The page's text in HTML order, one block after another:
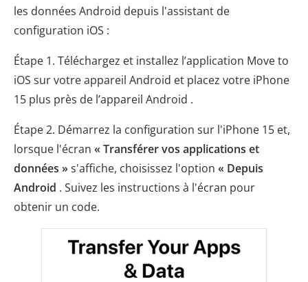
les données Android depuis l'assistant de
configuration iOS :
Étape 1. Téléchargez et installez l’application Move to
iOS sur votre appareil Android et placez votre iPhone
15 plus près de l’appareil Android .
Étape 2. Démarrez la configuration sur l'iPhone 15 et,
lorsque l'écran « Transférer vos applications et
données »s'affiche, choisissez l'option « Depuis
Android . Suivez les instructions à l'écran pour
obtenir un code.